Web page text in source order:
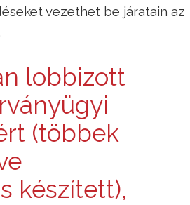
vezethet be járatain az
lobbizott
(többek
készített),